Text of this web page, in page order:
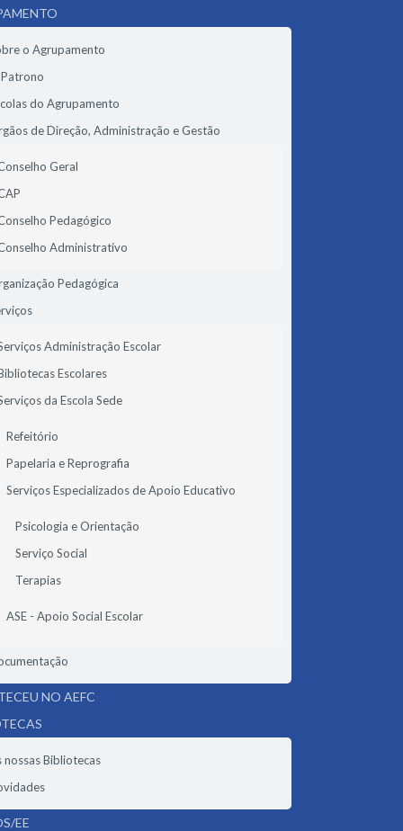
o Agrupamento
do Agrupamento
de Direção, Administração e Gestão
Geral
Pedagógico
Administrativo
Pedagógica
Administração Escolar
Escolares
da Escola Sede
Refeitório
Papelaria e Reprografia
Serviços Especializados de Apoio Educativo
Psicologia e Orientação
Serviço Social
Terapias
ASE - Apoio Social Escolar
NO AEFC
nossas Bibliotecas
EE